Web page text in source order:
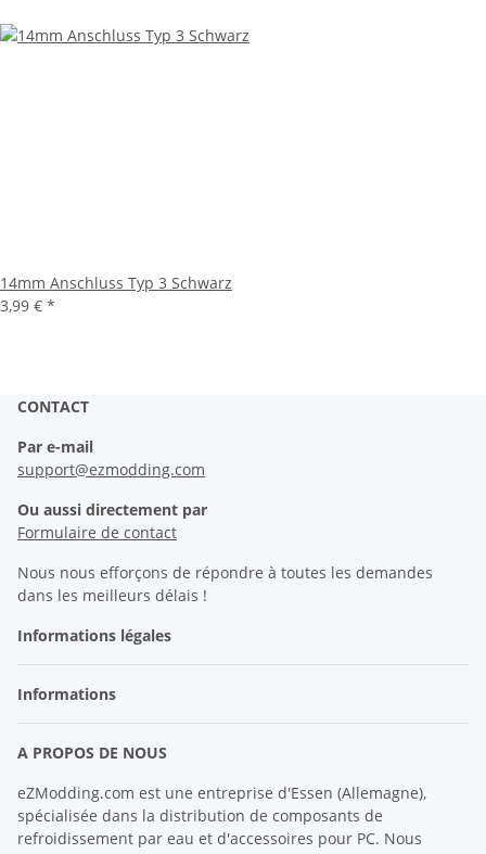
14mm Anschluss Typ 3 Schwarz
3,99 € *
CONTACT
Par e-mail
support@ezmodding.com
Ou aussi directement par
Formulaire de contact
Nous nous efforçons de répondre à toutes les demandes
dans les meilleurs délais !
Informations légales
Informations
A PROPOS DE NOUS
eZModding.com est une entreprise d'Essen (Allemagne),
spécialisée dans la distribution de composants de
refroidissement par eau et d'accessoires pour PC. Nous